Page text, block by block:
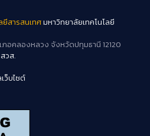
ยีสารสนเทศมหาวิทยาลัยเทคโนโลยี
อคลองหลวง จังหวัดปทุมธานี 12120
วส.
ว็บไซต์